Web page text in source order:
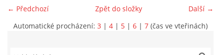
STARŠÍ PŘÍPRAVKA R 2012 + 2013
← Předchozí Další →
Zpět do složky
Automatické procházení: 3 | 4 | 5 | 6 | 7 (čas ve vteřinách)